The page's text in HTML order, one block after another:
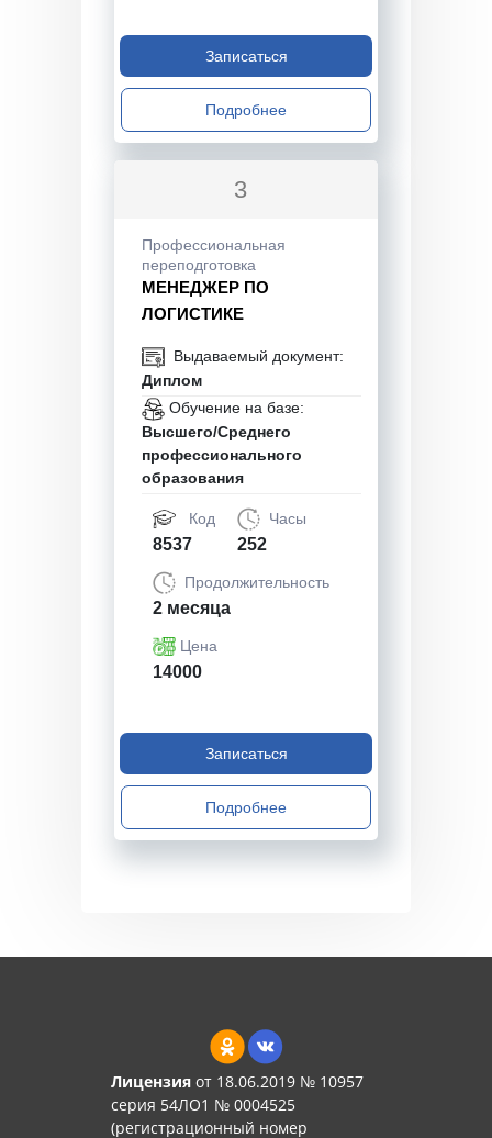
Записаться
Подробнее
3
Профессиональная
переподготовка
МЕНЕДЖЕР ПО
ЛОГИСТИКЕ
Выдаваемый документ:
Диплом
Обучение на базе:
Высшего/Среднего
профессионального
образования
Код
8537
Часы
252
Продолжительность
2 месяца
Цена
14000
Записаться
Подробнее
Лицензияот 18.06.2019 № 10957
серия 54ЛО1 № 0004525
(регистрационный номер